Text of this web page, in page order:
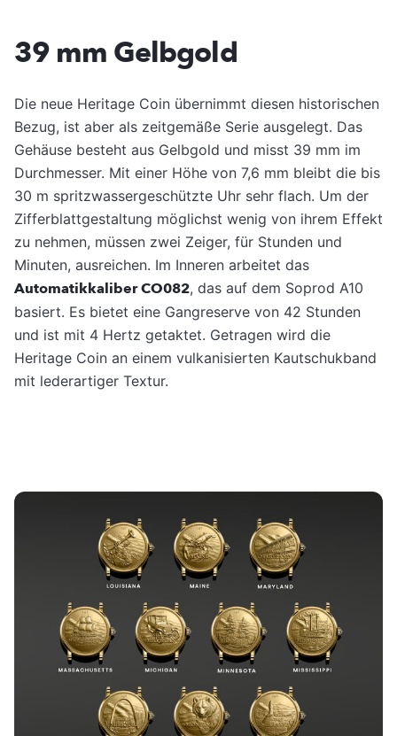
39 mm Gelbgold
Die neue Heritage Coin übernimmt diesen historischen
Bezug, ist aber als zeitgemäße Serie ausgelegt. Das
Gehäuse besteht aus Gelbgold und misst 39 mm im
Durchmesser. Mit einer Höhe von 7,6 mm bleibt die bis
30 m spritzwassergeschützte Uhr sehr flach. Um der
Zifferblattgestaltung möglichst wenig von ihrem Effekt
zu nehmen, müssen zwei Zeiger, für Stunden und
Minuten, ausreichen. Im Inneren arbeitet das
Automatikkaliber CO082, das auf dem Soprod A10
basiert. Es bietet eine Gangreserve von 42 Stunden
und ist mit 4 Hertz getaktet. Getragen wird die
Heritage Coin an einem vulkanisierten Kautschukband
mit lederartiger Textur.